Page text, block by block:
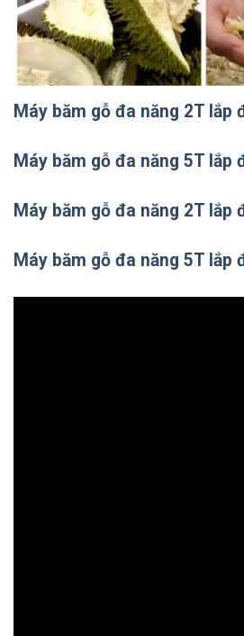
Máy băm gỗ đa năng 2T lắp
Máy băm gỗ đa năng 5T lắp
Máy băm gỗ đa năng 2T lắp
Máy băm gỗ đa năng 5T lắp